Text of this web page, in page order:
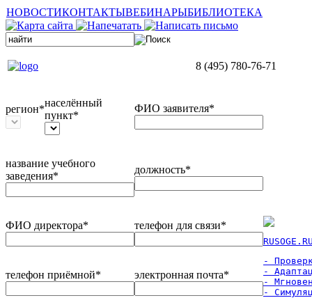
НОВОСТИКОНТАКТЫВЕБИНАРЫБИБЛИОТЕКА
8 (495) 780-76-71
регион*
населённый
пункт*
ФИО заявителя*
название учебного
заведения*
должность*
ФИО директора* телефон для связи*
телефон приёмной* электронная почта*
-
-
-
-